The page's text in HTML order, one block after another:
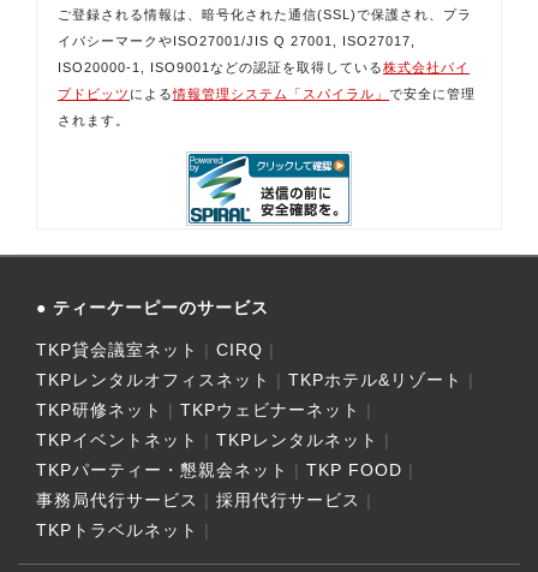
ご登録される情報は、暗号化された通信(SSL)で保護され、プラ
イバシーマークやISO27001/JIS Q 27001, ISO27017,
ISO20000-1, ISO9001などの認証を取得している株式会社パイ
プドビッツ による情報管理システム「スパイラル」 で安全に管理
されます。
ティーケーピーのサービス
TKP貸会議室ネット
CIRQ
TKPレンタルオフィスネット
TKPホテル&リゾート
TKP研修ネット
TKPウェビナーネット
TKPイベントネット
TKPレンタルネット
TKPパーティー・懇親会ネット
TKP FOOD
事務局代行サービス
採用代行サービス
TKPトラベルネット